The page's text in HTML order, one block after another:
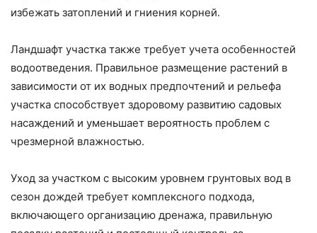
избежать затоплений и гниения корней.
Ландшафт участка также требует учета особенностей
водоотведения. Правильное размещение растений в
зависимости от их водных предпочтений и рельефа
участка способствует здоровому развитию садовых
насаждений и уменьшает вероятность проблем с
чрезмерной влажностью.
Уход за участком с высоким уровнем грунтовых вод в
сезон дождей требует комплексного подхода,
включающего организацию дренажа, правильную